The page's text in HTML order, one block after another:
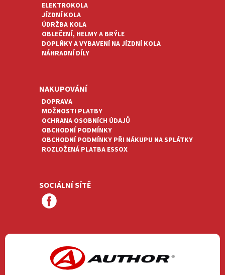
ELEKTROKOLA
JÍZDNÍ KOLA
ÚDRŽBA KOLA
OBLEČENÍ, HELMY A BRÝLE
DOPLŇKY A VYBAVENÍ NA JÍZDNÍ KOLA
NÁHRADNÍ DÍLY
NAKUPOVÁNÍ
DOPRAVA
MOŽNOSTI PLATBY
OCHRANA OSOBNÍCH ÚDAJŮ
OBCHODNÍ PODMÍNKY
OBCHODNÍ PODMÍNKY PŘI NÁKUPU NA SPLÁTKY
ROZLOŽENÁ PLATBA ESSOX
SOCIÁLNÍ SÍTĚ